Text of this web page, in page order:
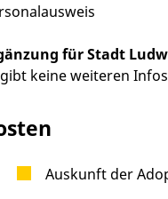
für Stadt
keine weiteren
Auskunft der